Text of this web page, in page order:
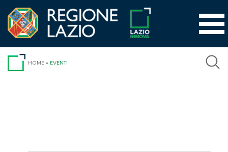
contenuto
HOME » EVENTI